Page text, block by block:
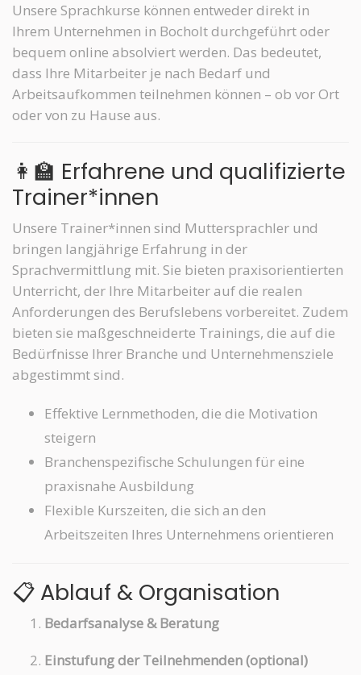
Unsere Sprachkurse können entweder direkt in
Ihrem Unternehmen in Bocholt durchgeführt oder
bequem online absolviert werden. Das bedeutet,
dass Ihre Mitarbeiter je nach Bedarf und
Arbeitsaufkommen teilnehmen können – ob vor Ort
oder von zu Hause aus.
👩‍🏫 Erfahrene und qualifizierte
Trainer*innen
Unsere Trainer*innen sind Muttersprachler und
bringen langjährige Erfahrung in der
Sprachvermittlung mit. Sie bieten praxisorientierten
Unterricht, der Ihre Mitarbeiter auf die realen
Anforderungen des Berufslebens vorbereitet. Zudem
bieten sie maßgeschneiderte Trainings, die auf die
Bedürfnisse Ihrer Branche und Unternehmensziele
abgestimmt sind.
Effektive Lernmethoden, die die Motivation
steigern
Branchenspezifische Schulungen für eine
praxisnahe Ausbildung
Flexible Kurszeiten, die sich an den
Arbeitszeiten Ihres Unternehmens orientieren
📋 Ablauf & Organisation
Bedarfsanalyse & Beratung
Einstufung der Teilnehmenden (optional)